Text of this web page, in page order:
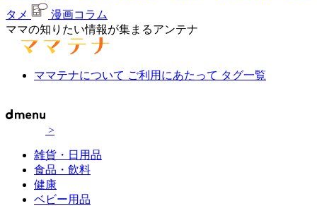
タメ
漫画コラム
ママの知りたい情報が集まるアンテナ
ママテナについて ご利用にあたって タグ一覧
>
雑貨・日用品
食品・飲料
健康
ベビー用品